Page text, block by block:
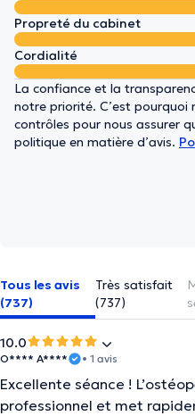
Propreté du cabinet
Cordialité
La confiance et la
notre priorité. C’est pourquoi
contrôles pour nous assurer
politique en matière d’avis.
Tous les avis
(737)
Très satisfait
(737)
10.0
O**** A**** • 1 avis
Excellente séance !
professionnel et met